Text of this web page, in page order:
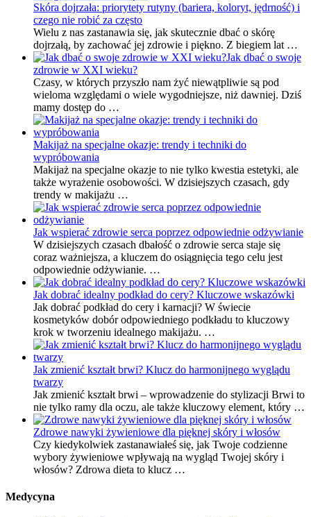
Skóra dojrzała: priorytety rutyny (bariera, koloryt, jędrność) i
czego nie robić za często
Wielu z nas zastanawia się, jak skutecznie dbać o skórę
dojrzałą, by zachować jej zdrowie i piękno. Z biegiem lat …
Jak dbać o swoje
zdrowie w XXI wieku?
Czasy, w których przyszło nam żyć niewątpliwie są pod
wieloma względami o wiele wygodniejsze, niż dawniej. Dziś
mamy dostęp do …
Makijaż na specjalne okazje: trendy i techniki do
wypróbowania
Makijaż na specjalne okazje to nie tylko kwestia estetyki, ale
także wyrażenie osobowości. W dzisiejszych czasach, gdy
trendy w makijażu …
Jak wspierać zdrowie serca poprzez odpowiednie odżywianie
W dzisiejszych czasach dbałość o zdrowie serca staje się
coraz ważniejsza, a kluczem do osiągnięcia tego celu jest
odpowiednie odżywianie. …
Jak dobrać idealny podkład do cery? Kluczowe wskazówki
Jak dobrać podkład do cery i karnacji? W świecie
kosmetyków dobór odpowiedniego podkładu to kluczowy
krok w tworzeniu idealnego makijażu. …
Jak zmienić kształt brwi? Klucz do harmonijnego wyglądu
twarzy
Jak zmienić kształt brwi – wprowadzenie do stylizacji Brwi to
nie tylko ramy dla oczu, ale także kluczowy element, który …
Zdrowe nawyki żywieniowe dla pięknej skóry i włosów
Czy kiedykolwiek zastanawiałeś się, jak Twoje codzienne
wybory żywieniowe wpływają na wygląd Twojej skóry i
włosów? Zdrowa dieta to klucz …
Medycyna